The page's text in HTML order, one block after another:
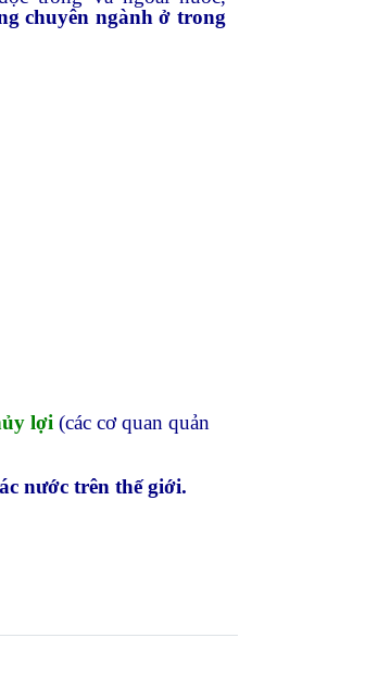
chuyên ngành ở trong
lợi (các cơ quan quản
nước trên thế giới.